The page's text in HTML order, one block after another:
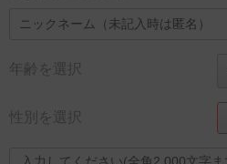
年齢を選択
性別を選択